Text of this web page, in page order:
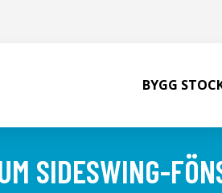
BYGG
SIDESWING-